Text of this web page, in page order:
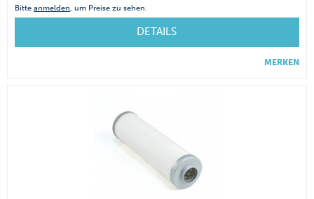
Bitteanmelden, um Preise zu sehen.
DETAILS
MERKEN